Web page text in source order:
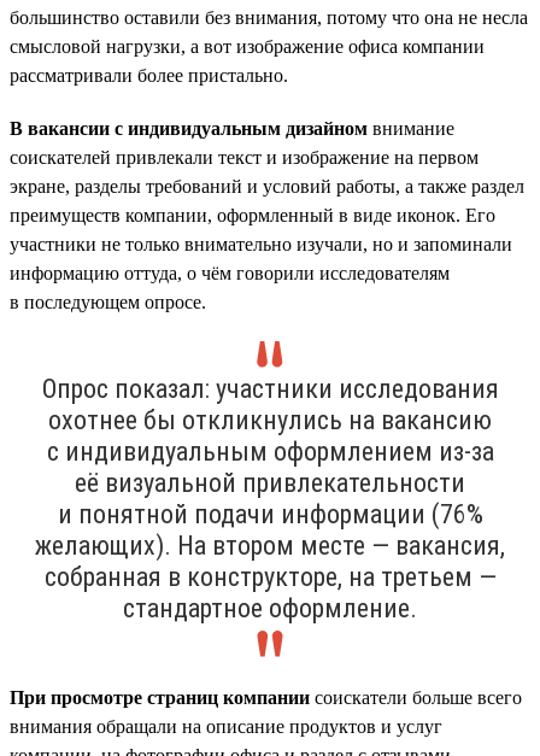
большинство оставили без внимания, потому что она не несла
смысловой нагрузки, а вот изображение офиса компании
рассматривали более пристально.
В вакансии с индивидуальным дизайном внимание
соискателей привлекали текст и изображение на первом
экране, разделы требований и условий работы, а также раздел
преимуществ компании, оформленный в виде иконок. Его
участники не только внимательно изучали, но и запоминали
информацию оттуда, о чём говорили исследователям
в последующем опросе.
Опрос показал: участники исследования
охотнее бы откликнулись на вакансию
с индивидуальным оформлением из-за
её визуальной привлекательности
и понятной подачи информации (76%
желающих). На втором месте — вакансия,
собранная в конструкторе, на третьем —
стандартное оформление.
При просмотре страниц компании соискатели больше всего
внимания обращали на описание продуктов и услуг